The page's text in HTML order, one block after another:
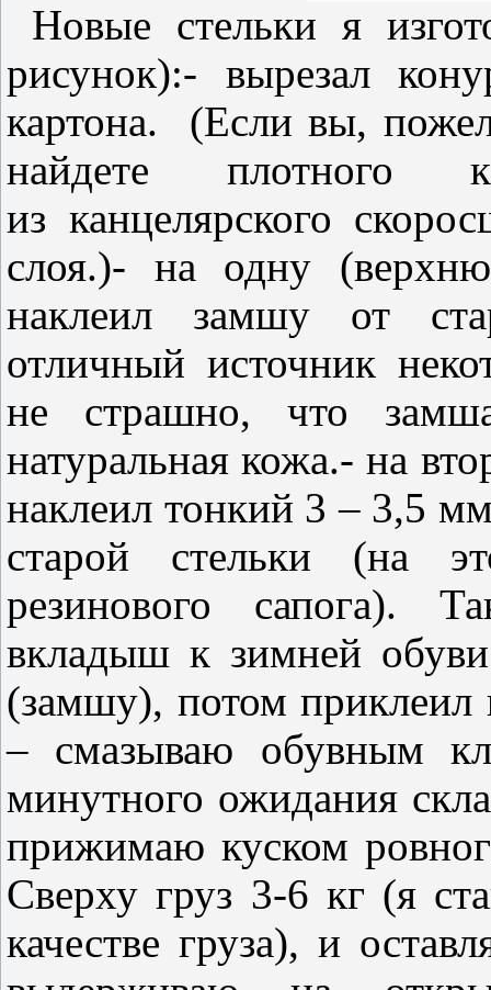
Новые стельки я
рисунок):- вырезал
картона. (Если вы,
найдете плотного
из канцелярского
слоя.)- на одну
наклеил замшу от
отличный источник
не страшно, что
натуральная кожа.- на
наклеил тонкий 3 – 3,5
старой стельки (на
резинового сапога).
вкладыш к зимней
(замшу), потом
– смазываю обувным
минутного ожидания
прижимаю куском
Сверху груз 3-6 кг (я
качестве груза), и